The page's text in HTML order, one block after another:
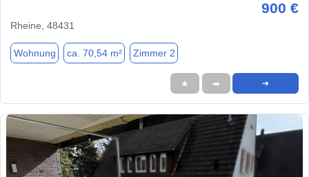
900 €
Rheine, 48431
Wohnung ca. 70,54 m² Zimmer 2
★ ➦ ➜